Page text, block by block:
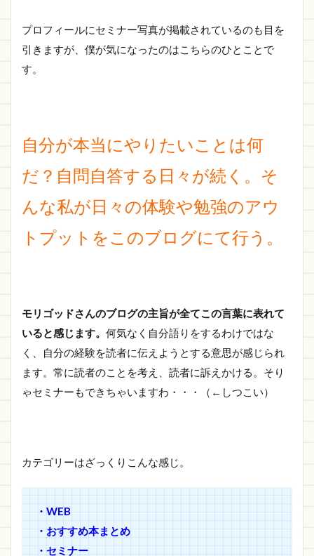
プロフィールにセミナー写真が掲載されているのも目を
引きますが、僕が気になったのはこちらのひとことで
す。
自分が本当にやりたいことは何
だ？自問自答する日々が続く。そ
んな私が日々の体験や勉強のアウ
トプットをこのブログにて行う。
モリゴッドさんのブログの主旨が全てこの言葉に表れて
いると感じます。 何気なく自分語りをするわけではな
く、自分の経験を読者に伝えようとする意思が感じられ
ます。常に読者のことを考え、読者に訴えかける。そり
ゃセミナーもできちゃいますわ・・・（←しつこい）
カテゴリーはざっくりこんな感じ。
・WEB
・おすすめ本まとめ
・セミナー